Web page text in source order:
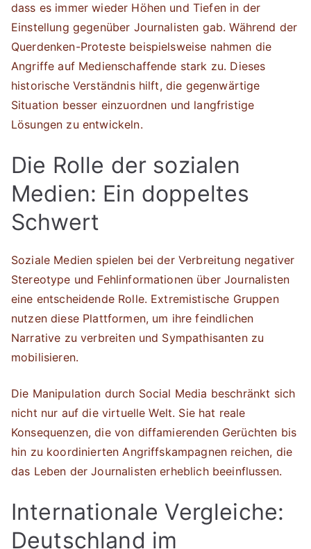
dass es immer wieder Höhen und Tiefen in der
Einstellung gegenüber Journalisten gab. Während der
Querdenken-Proteste beispielsweise nahmen die
Angriffe auf Medienschaffende stark zu. Dieses
historische Verständnis hilft, die gegenwärtige
Situation besser einzuordnen und langfristige
Lösungen zu entwickeln.
Die Rolle der sozialen
Medien: Ein doppeltes
Schwert
Soziale Medien spielen bei der Verbreitung negativer
Stereotype und Fehlinformationen über Journalisten
eine entscheidende Rolle. Extremistische Gruppen
nutzen diese Plattformen, um ihre feindlichen
Narrative zu verbreiten und Sympathisanten zu
mobilisieren.
Die Manipulation durch Social Media beschränkt sich
nicht nur auf die virtuelle Welt. Sie hat reale
Konsequenzen, die von diffamierenden Gerüchten bis
hin zu koordinierten Angriffskampagnen reichen, die
das Leben der Journalisten erheblich beeinflussen.
Internationale Vergleiche:
Deutschland im